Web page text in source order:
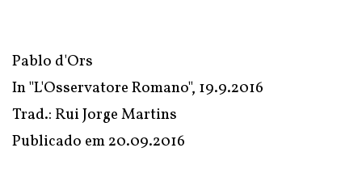
Pablo d'Ors
In"L'Osservatore Romano", 19.9.2016
Trad.: Rui Jorge Martins
Publicado em20.09.2016